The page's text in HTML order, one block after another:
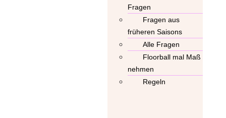
Fragen
Fragen aus
früheren Saisons
Alle Fragen
Floorball mal Maß
nehmen
Regeln